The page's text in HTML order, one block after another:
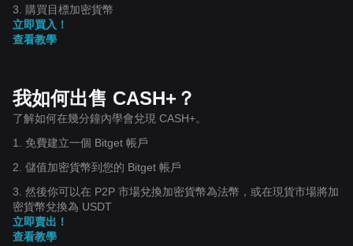
3. 購買目標加密貨幣
立即買入！
查看教學
我如何出售 CASH+？
了解如何在幾分鐘內學會兌現 CASH+。
1. 免費建立一個 Bitget 帳戶
2. 儲值加密貨幣到您的 Bitget 帳戶
3. 然後你可以在 P2P 市場兌換加密貨幣為法幣，或在現貨市場將加
密貨幣兌換為 USDT
立即賣出！
查看教學